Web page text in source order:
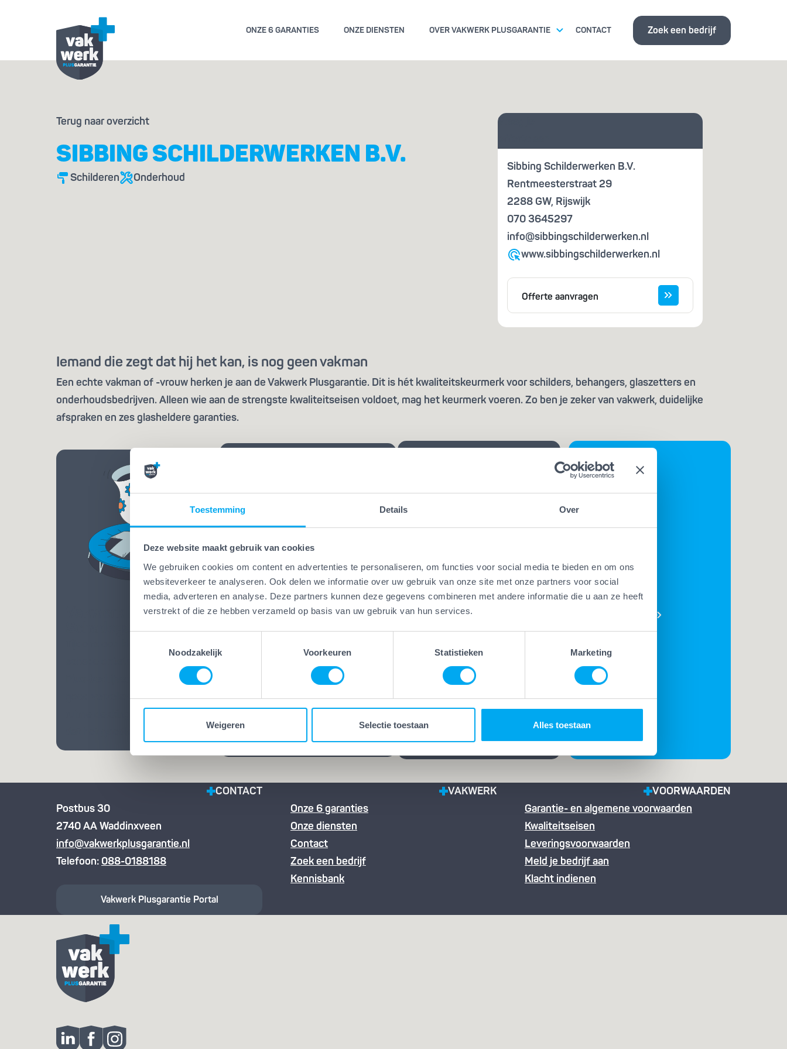
Toestemming Details Over
Deze website maakt gebruik van cookies
We gebruiken cookies om content en advertenties te personaliseren, om functies voor social media te bieden en om ons
websiteverkeer te analyseren. Ook delen we informatie over uw gebruik van onze site met onze partners voor social
media, adverteren en analyse. Deze partners kunnen deze gegevens combineren met andere informatie die u aan ze heeft
verstrekt of die ze hebben verzameld op basis van uw gebruik van hun services.
Noodzakelijk
Voorkeuren Statistieken Marketing
Weigeren Selectie toestaan Alles toestaan
ONZE 6 GARANTIES ONZE DIENSTEN OVER VAKWERK PLUSGARANTIE
KENNISBANK
CONTACT Zoek een bedrijf
Terug naar overzicht
SIBBING SCHILDERWERKEN B.V.
Schilderen Onderhoud
Vraag je
Sibbing Schilderwerken B.V.
Rentmeesterstraat 29
2288 GW, Rijswijk
070 3645297
info@sibbingschilderwerken.nl
www.sibbingschilderwerken.nl
Offerte aanvragen
Iemand die zegt dat hij het kan, is nog geen vakman
Een echte vakman of -vrouw herken je aan de Vakwerk Plusgarantie. Dit is hét kwaliteitskeurmerk voor schilders, behangers, glaszetters en
onderhoudsbedrijven. Alleen wie aan de strengste kwaliteitseisen voldoet, mag het keurmerk voeren. Zo ben je zeker van vakwerk, duidelijke
afspraken en zes glasheldere garanties.
Vakwerk Plus
Schadegarantie
Plus-bedrijven ben je extra
goed verzekerd. Dankzij een
Vakwerk Plus
Bekwaamheidsgarantie
Bij Vakwerk Plus-bedrijven werken
mensen die hun vak verstaan.
Opgeleid, gecertificeerd en/of
vele jaren praktijkervaring. Geen
praatjes, maar bewezen
vakmanschap.
Vakwerk Plus
Kwaliteitsgarantie
Vakwerk Plus-bedrijven
leveren kwaliteit die blijft. Met
jarenlange garantie op het
werk kies je voor rust en
zekerheid. Want goed werk
blijft goed, ook lang nadat de
klus is afgerond.
BEKIJK
AL ONZE
CONTACT
Postbus 30
2740 AA Waddinxveen
info@vakwerkplusgarantie.nl
Telefoon: 088-0188188
Vakwerk Plusgarantie Portal
VAKWERK
Onze 6 garanties
Onze diensten
Contact
Zoek een bedrijf
Kennisbank
VOORWAARDEN
Garantie- en algemene voorwaarden
Kwaliteitseisen
Leveringsvoorwaarden
Meld je bedrijf aan
Klacht indienen